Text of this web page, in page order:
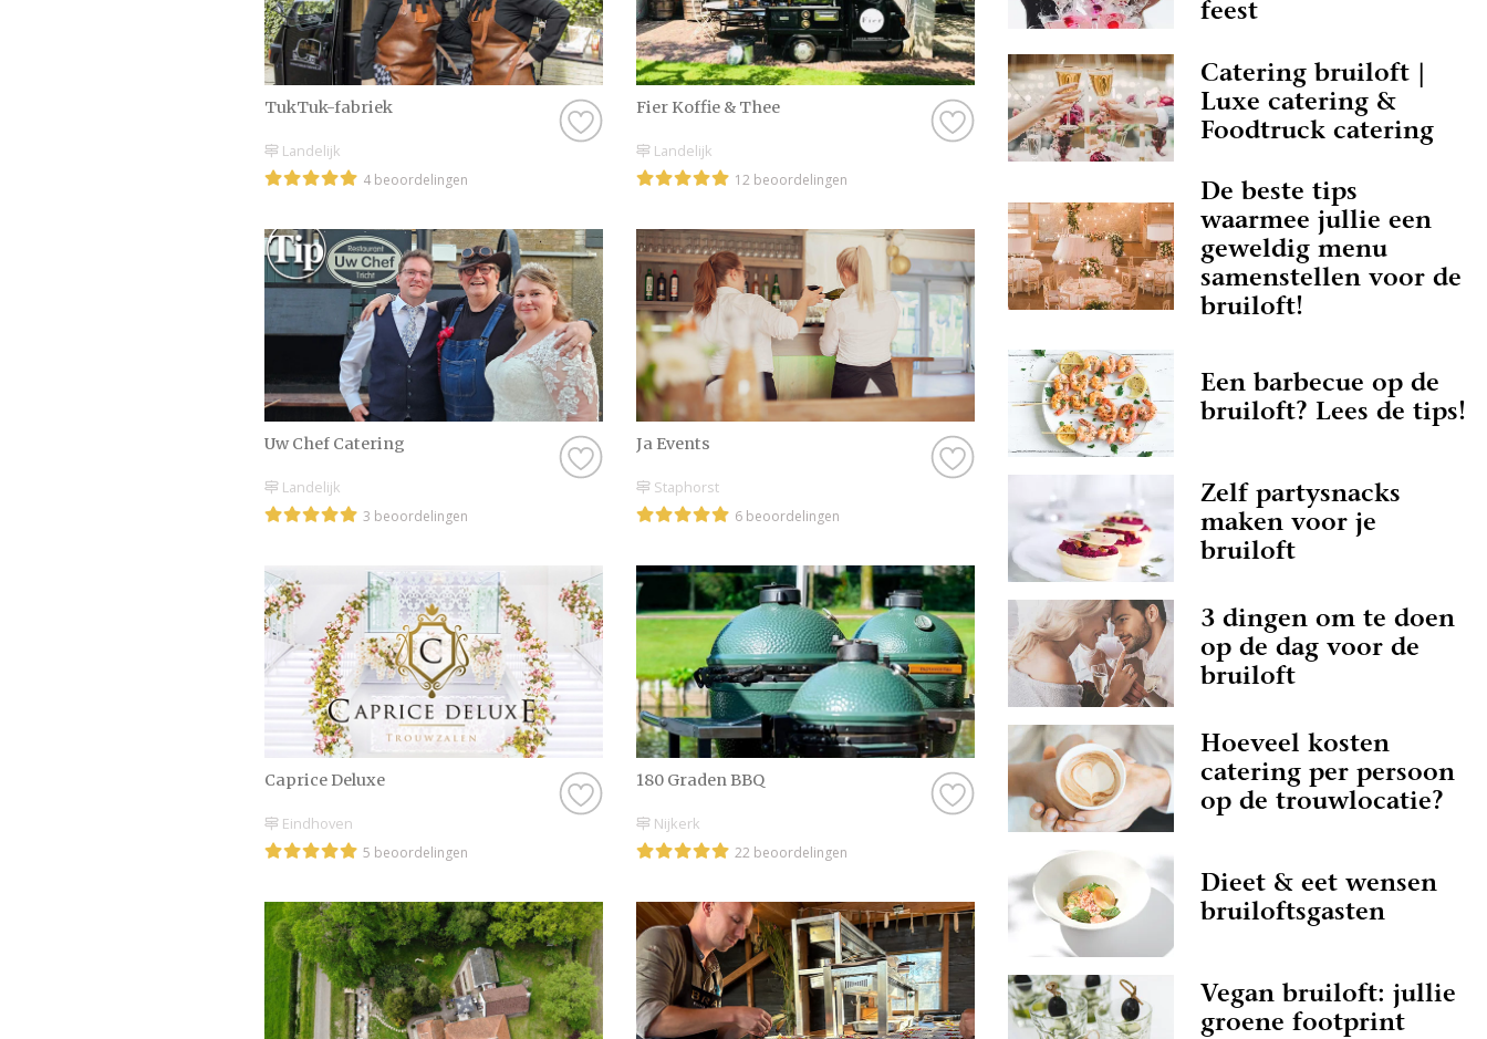
TukTuk-fabriek
Landelijk
4 beoordelingen
Fier Koffie & Thee
Landelijk
12 beoordelingen
Uw Chef Catering
Landelijk
3 beoordelingen
Ja Events
Staphorst
6 beoordelingen
Caprice Deluxe
Eindhoven
5 beoordelingen
180 Graden BBQ
Nijkerk
22 beoordelingen
feest
Catering bruiloft |
Luxe catering &
Foodtruck catering
De beste tips
waarmee jullie een
geweldig menu
samenstellen voor de
bruiloft!
Een barbecue op de
bruiloft? Lees de tips!
Zelf partysnacks
maken voor je
bruiloft
3 dingen om te doen
op de dag voor de
bruiloft
Hoeveel kosten
catering per persoon
op de trouwlocatie?
Dieet & eet wensen
bruiloftsgasten
Vegan bruiloft: jullie
groene footprint